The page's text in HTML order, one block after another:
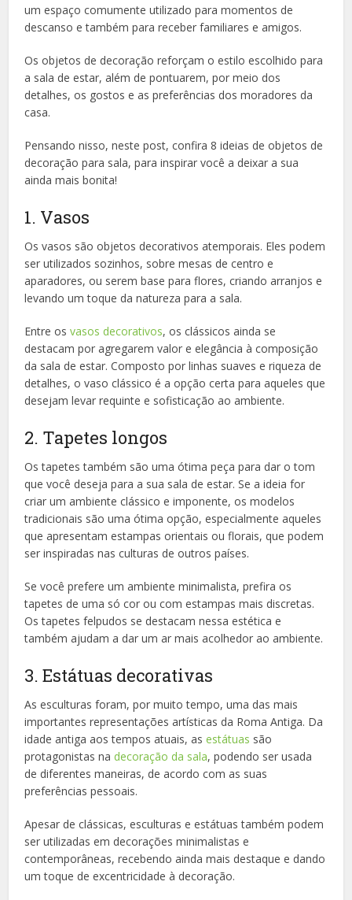
um espaço comumente utilizado para momentos de
descanso e também para receber familiares e amigos.
Os objetos de decoração reforçam o estilo escolhido para
a sala de estar, além de pontuarem, por meio dos
detalhes, os gostos e as preferências dos moradores da
casa.
Pensando nisso, neste post, confira 8 ideias de objetos de
decoração para sala, para inspirar você a deixar a sua
ainda mais bonita!
1. Vasos
Os vasos são objetos decorativos atemporais. Eles podem
ser utilizados sozinhos, sobre mesas de centro e
aparadores, ou serem base para flores, criando arranjos e
levando um toque da natureza para a sala.
Entre osvasos decorativos, os clássicos ainda se
destacam por agregarem valor e elegância à composição
da sala de estar. Composto por linhas suaves e riqueza de
detalhes, o vaso clássico é a opção certa para aqueles que
desejam levar requinte e sofisticação ao ambiente.
2. Tapetes longos
Os tapetes também são uma ótima peça para dar o tom
que você deseja para a sua sala de estar. Se a ideia for
criar um ambiente clássico e imponente, os modelos
tradicionais são uma ótima opção, especialmente aqueles
que apresentam estampas orientais ou florais, que podem
ser inspiradas nas culturas de outros países.
Se você prefere um ambiente minimalista, prefira os
tapetes de uma só cor ou com estampas mais discretas.
Os tapetes felpudos se destacam nessa estética e
também ajudam a dar um ar mais acolhedor ao ambiente.
3. Estátuas decorativas
As esculturas foram, por muito tempo, uma das mais
importantes representações artísticas da Roma Antiga. Da
idade antiga aos tempos atuais, asestátuas são
protagonistas na decoração da sala, podendo ser usada
de diferentes maneiras, de acordo com as suas
preferências pessoais.
Apesar de clássicas, esculturas e estátuas também podem
ser utilizadas em decorações minimalistas e
contemporâneas, recebendo ainda mais destaque e dando
um toque de excentricidade à decoração.